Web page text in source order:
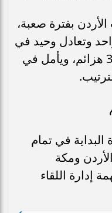
بفترة صعبة،
وتعادل وحيد في
آخر 5 لقاءات، بينما تعرض لـ 3 هزائم، ويأمل في
في تمام
الأردن ومكة
إدارة اللقاء